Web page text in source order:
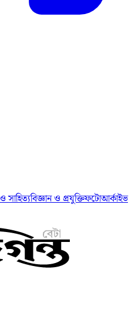
সাহিত্যবিজ্ঞান ও প্রযুক্তিফটোআর্কাইভ